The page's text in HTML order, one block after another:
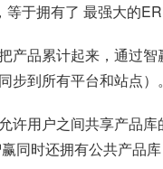
于拥有了 最强大的
产品累计起来，通过
到所有平台和站点）。
许用户之间共享产品
同时还拥有公共产品库